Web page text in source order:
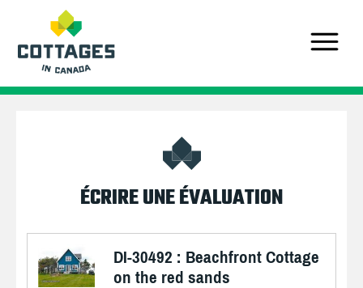
ÉCRIRE UNE ÉVALUATION
DI-30492 : Beachfront Cottage
on the red sands